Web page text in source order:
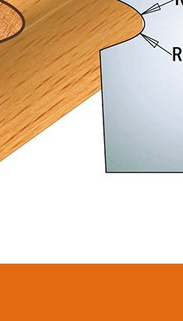
LAMES DE SCIES